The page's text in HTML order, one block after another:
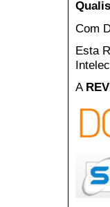
Com
Esta
A